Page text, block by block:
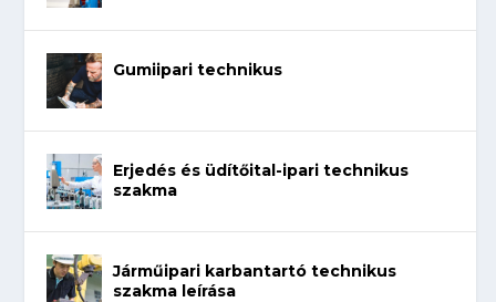
Gumiipari technikus
Erjedés és üdítőital-ipari technikus
szakma
Járműipari karbantartó technikus
szakma leírása